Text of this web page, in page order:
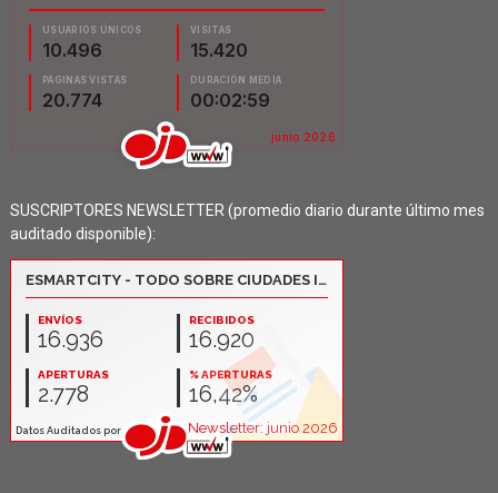
SUSCRIPTORES NEWSLETTER (promedio diario durante último mes
auditado disponible):